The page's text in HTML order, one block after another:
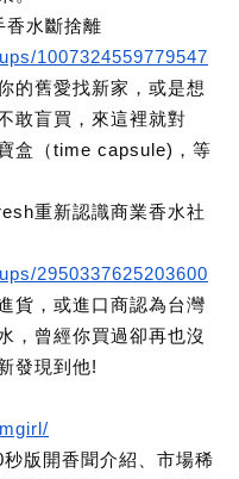
香水斷捨離
1007324559779547
的舊愛找新家，或是想
敢盲買，來這裡就對
盒（time capsule)，等
重新認識商業香水社
2950337625203600
貨，或進口商認為台灣
，曾經你買過卻再也沒
發現到他!
版開香聞介紹、市場稀